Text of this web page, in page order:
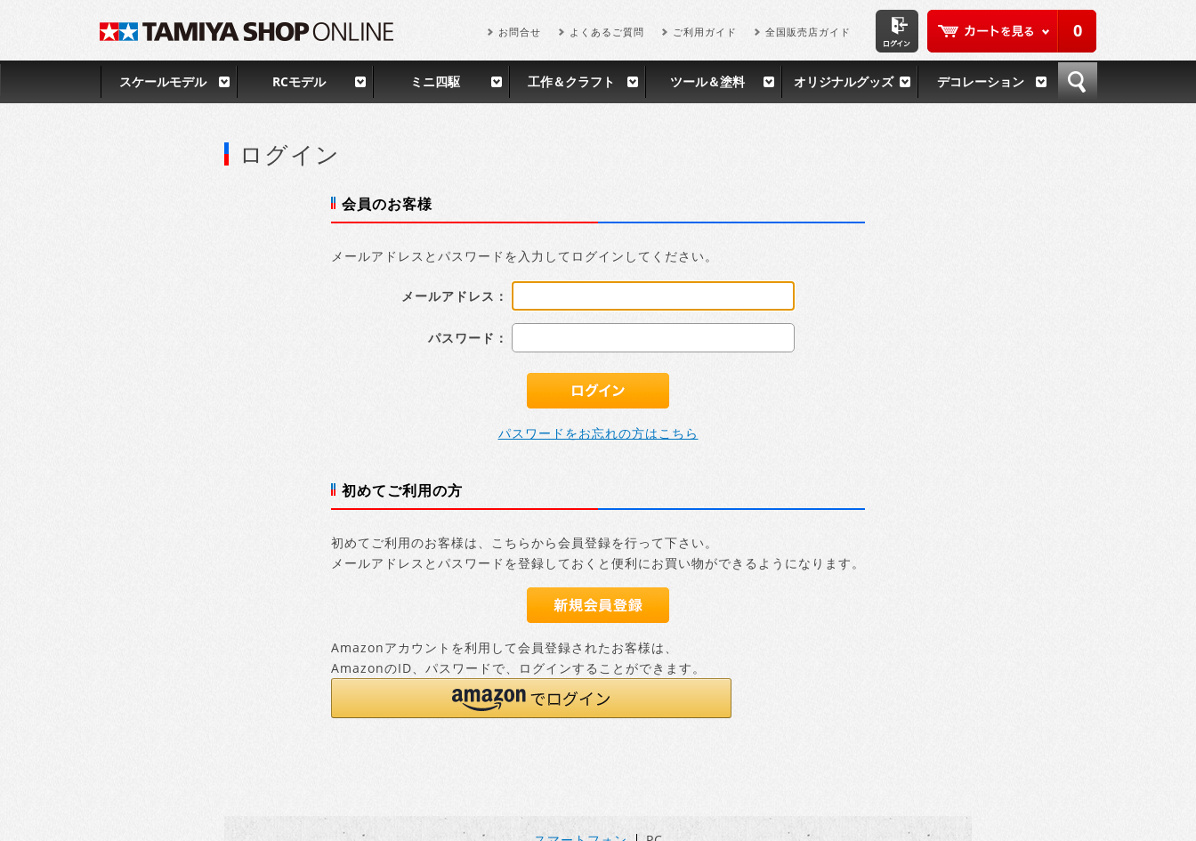
0
お問合せ よくあるご質問 ご利用ガイド 全国販売店ガイド
スケールモデル RCモデル ミニ四駆 工作＆クラフト ツール＆塗料 オリジナルグッズ デコレーション
ログイン
会員のお客様
メールアドレスとパスワードを入力してログインしてください。
メールアドレス：
パスワード：
パスワードをお忘れの方はこちら
初めてご利用の方
初めてご利用のお客様は、こちらから会員登録を行って下さい。
メールアドレスとパスワードを登録しておくと便利にお買い物ができるようになります。
Amazonアカウントを利用して会員登録されたお客様は、
AmazonのID、パスワードで、ログインすることができます。